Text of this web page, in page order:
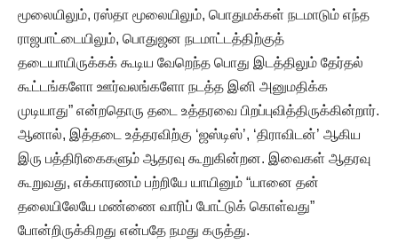
மூலையிலும், ரஸ்தா மூலையிலும், பொதுமக்கள் நடமாடும் எந்த
ராஜபாட்டையிலும், பொதுஜன நடமாட்டத்திற்குத்
தடையாயிருக்கக் கூடிய வேறெந்த பொது இடத்திலும் தேர்தல்
கூட்டங்களோ ஊர்வலங்களோ நடத்த இனி அனுமதிக்க
முடியாது” என்றதொரு தடை உத்தரவை பிறப்புவித்திருக்கின்றார்.
ஆனால், இத்தடை உத்தரவிற்கு ‘ஜஸ்டிஸ்’, ‘திராவிடன்’ ஆகிய
இரு பத்திரிகைகளும் ஆதரவு கூறுகின்றன. இவைகள் ஆதரவு
கூறுவது, எக்காரணம் பற்றியே யாயினும் “யானை தன்
தலையிலேயே மண்ணை வாரிப் போட்டுக் கொள்வது”
போன்றிருக்கிறது என்பதே நமது கருத்து.